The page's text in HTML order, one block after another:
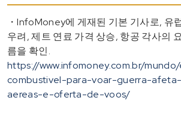
・InfoMoney에 게재된 기본 기사로, 유
우려, 제트 연료 가격 상승, 항공 각사의
름을 확인.
https://www.infomoney.com.br/
combustivel-para-voar-guerra-
aereas-e-oferta-de-voos/